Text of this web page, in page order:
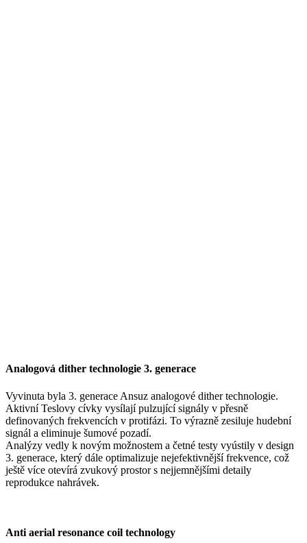
Analogová dither technologie 3. generace
Vyvinuta byla 3. generace Ansuz analogové dither technologie.
Aktivní Teslovy cívky vysílají pulzující signály v přesně
definovaných frekvencích v protifázi. To výrazně zesiluje hudební
signál a eliminuje šumové pozadí.
Analýzy vedly k novým možnostem a četné testy vyústily v design
3. generace, který dále optimalizuje nejefektivnější frekvence, což
ještě více otevírá zvukový prostor s nejjemnějšími detaily
reprodukce nahrávek.
Anti aerial resonance coil technology